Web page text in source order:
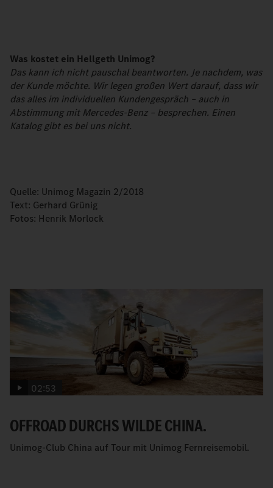
Was kostet ein Hellgeth Unimog?
Das kann ich nicht pauschal beantworten. Je nachdem, was
der Kunde möchte. Wir legen großen Wert darauf, dass wir
das alles im individuellen Kundengespräch – auch in
Abstimmung mit Mercedes-Benz – besprechen. Einen
Katalog gibt es bei uns nicht.
Quelle: Unimog Magazin 2/2018
Text: Gerhard Grünig
Fotos: Henrik Morlock
02:53
OFFROAD DURCHS WILDE CHINA.
Unimog-Club China auf Tour mit Unimog Fernreisemobil.